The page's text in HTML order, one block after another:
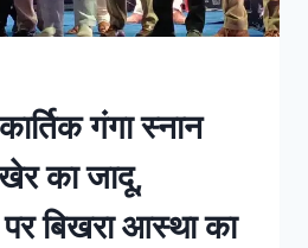
गंगा स्नान
का जादू,
बिखरा आस्था का